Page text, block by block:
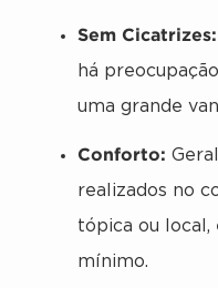
Sem Cicatrizes:
há
uma grande
Conforto:
realizados no
tópica ou local,
mínimo.